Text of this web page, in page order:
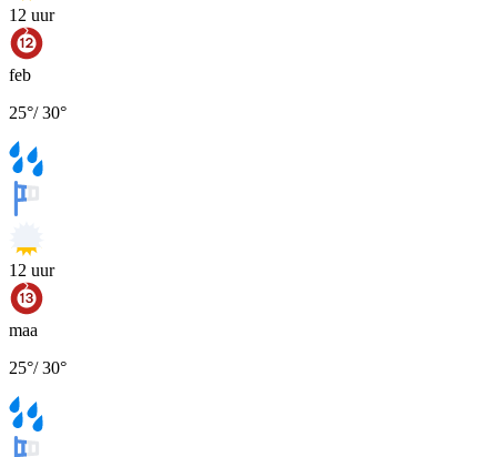
12 uur
feb
25°/30°
12 uur
maa
25°/30°